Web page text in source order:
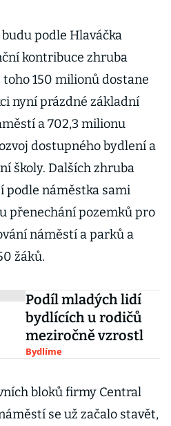
podle Hlaváčka
kontribuce zhruba
150 milionů dostane
nyní prázdné základní
a 702,3 milionu
dostupného bydlení a
školy. Dalších zhruba
podle náměstka sami
přenechání pozemků pro
náměstí a parků a
žáků.
Podíl mladých lidí
bydlících u rodičů
meziročně vzrostl
Bydlíme
bloků firmy Central
se už začalo stavět,